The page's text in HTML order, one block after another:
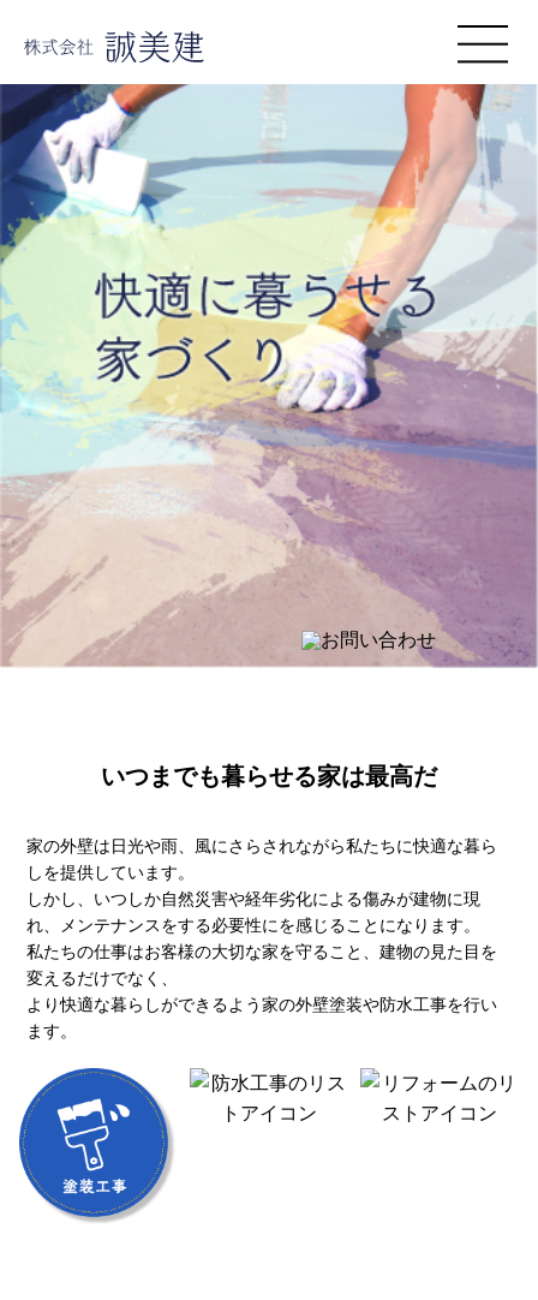
いつまでも暮らせる家は最高だ
家の外壁は日光や雨、風にさらされながら私たちに快適な暮ら
しを提供しています。
しかし、いつしか自然災害や経年劣化による傷みが建物に現
れ、メンテナンスをする必要性にを感じることになります。
私たちの仕事はお客様の大切な家を守ること、建物の見た目を
変えるだけでなく、
より快適な暮らしができるよう家の外壁塗装や防水工事を行い
ます。